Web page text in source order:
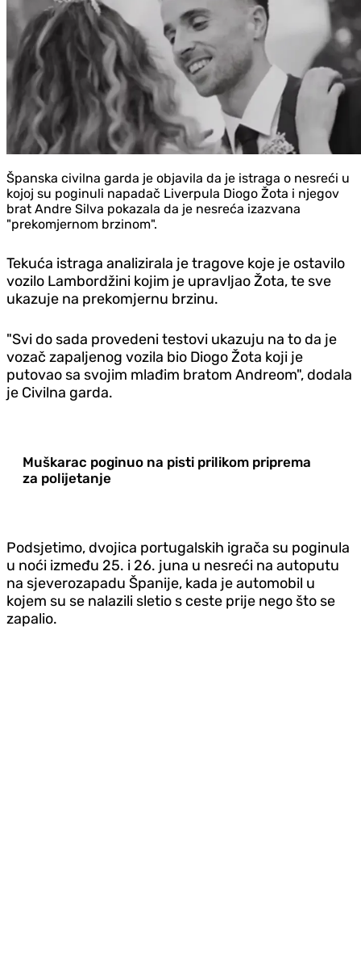
Španska civilna garda je objavila da je istraga o nesreći u
kojoj su poginuli napadač Liverpula Diogo Žota i njegov
brat Andre Silva pokazala da je nesreća izazvana
"prekomjernom brzinom".
Tekuća istraga analizirala je tragove koje je ostavilo
vozilo Lambordžini kojim je upravljao Žota, te sve
ukazuje na prekomjernu brzinu.
"Svi do sada provedeni testovi ukazuju na to da je
vozač zapaljenog vozila bio Diogo Žota koji je
putovao sa svojim mlađim bratom Andreom", dodala
je Civilna garda.
Muškarac poginuo na pisti prilikom priprema
za polijetanje
Podsjetimo, dvojica portugalskih igrača su poginula
u noći između 25. i 26. juna u nesreći na autoputu
na sjeverozapadu Španije, kada je automobil u
kojem su se nalazili sletio s ceste prije nego što se
zapalio.